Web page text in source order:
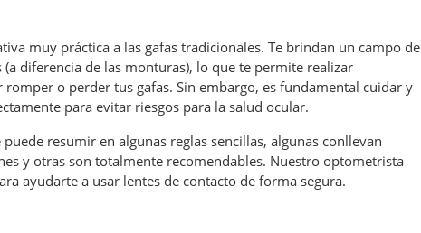
muy práctica a las gafas tradicionales. Te brindan un campo de
diferencia de las monturas), lo que te permite realizar
o perder tus gafas. Sin embargo, es fundamental cuidar y
para evitar riesgos para la salud ocular.
resumir en algunas reglas sencillas, algunas conllevan
y otras son totalmente recomendables. Nuestro optometrista
ayudarte a usar lentes de contacto de forma segura.